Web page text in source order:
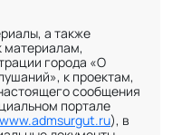
а также
материалам,
города «О
к проектам,
сообщения
портале
www.admsurgut.ru), в